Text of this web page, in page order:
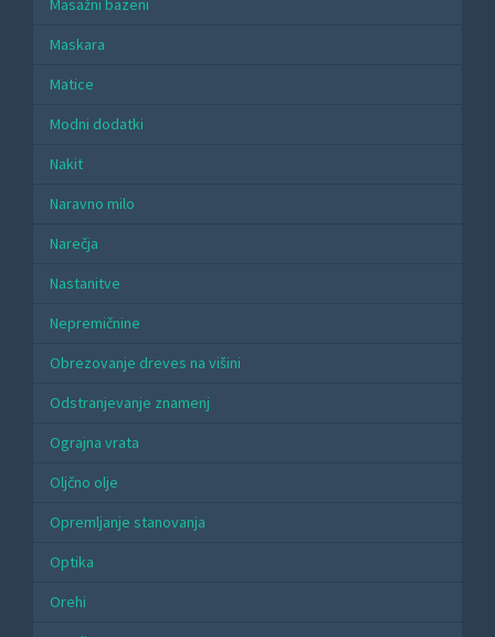
Masažni bazeni
Maskara
Matice
Modni dodatki
Nakit
Naravno milo
Narečja
Nastanitve
Nepremičnine
Obrezovanje dreves na višini
Odstranjevanje znamenj
Ograjna vrata
Oljčno olje
Opremljanje stanovanja
Optika
Orehi